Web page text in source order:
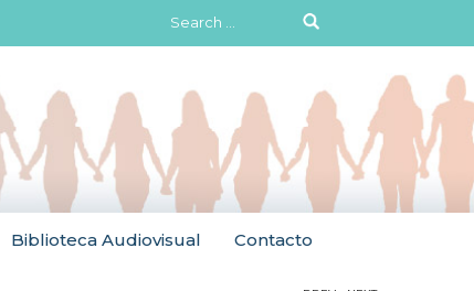
Search
for:
Biblioteca Audiovisual Contacto